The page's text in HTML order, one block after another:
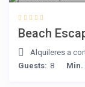
Beach
Alquileres a
Guests: 8 Min.